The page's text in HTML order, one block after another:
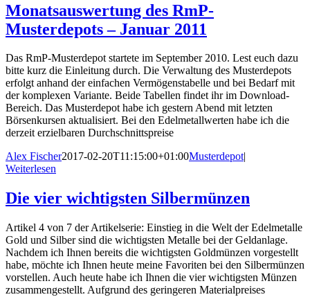
Monatsauswertung des RmP-
Musterdepots – Januar 2011
Das RmP-Musterdepot startete im September 2010. Lest euch dazu
bitte kurz die Einleitung durch. Die Verwaltung des Musterdepots
erfolgt anhand der einfachen Vermögenstabelle und bei Bedarf mit
der komplexen Variante. Beide Tabellen findet ihr im Download-
Bereich. Das Musterdepot habe ich gestern Abend mit letzten
Börsenkursen aktualisiert. Bei den Edelmetallwerten habe ich die
derzeit erzielbaren Durchschnittspreise
Alex Fischer2017-02-20T11:15:00+01:00Musterdepot|
Weiterlesen
Die vier wichtigsten Silbermünzen
Artikel 4 von 7 der Artikelserie: Einstieg in die Welt der Edelmetalle
Gold und Silber sind die wichtigsten Metalle bei der Geldanlage.
Nachdem ich Ihnen bereits die wichtigsten Goldmünzen vorgestellt
habe, möchte ich Ihnen heute meine Favoriten bei den Silbermünzen
vorstellen. Auch heute habe ich Ihnen die vier wichtigsten Münzen
zusammengestellt. Aufgrund des geringeren Materialpreises